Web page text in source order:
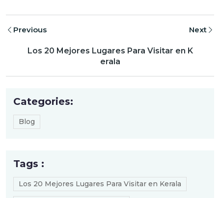
Previous
Los 20 Mejores Lugares Para Visitar en K
erala
Next
Categories:
Blog
Tags :
Los 20 Mejores Lugares Para Visitar en Kerala